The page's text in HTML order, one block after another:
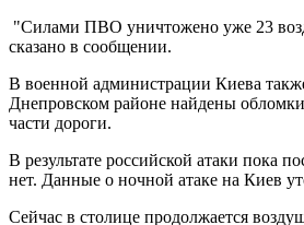
"Силами ПВО уничтожено уже 23
сказано в сообщении.
В военной администрации Киева
Днепровском районе найдены
части дороги.
В результате российской атаки пока
нет. Данные о ночной атаке на Киев
Сейчас в столице продолжается